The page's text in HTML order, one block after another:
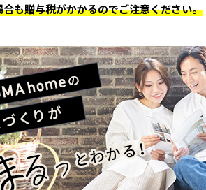
合も贈与税がかかるのでご注意ください。